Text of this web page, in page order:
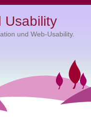
Usability
und Web-Usability.